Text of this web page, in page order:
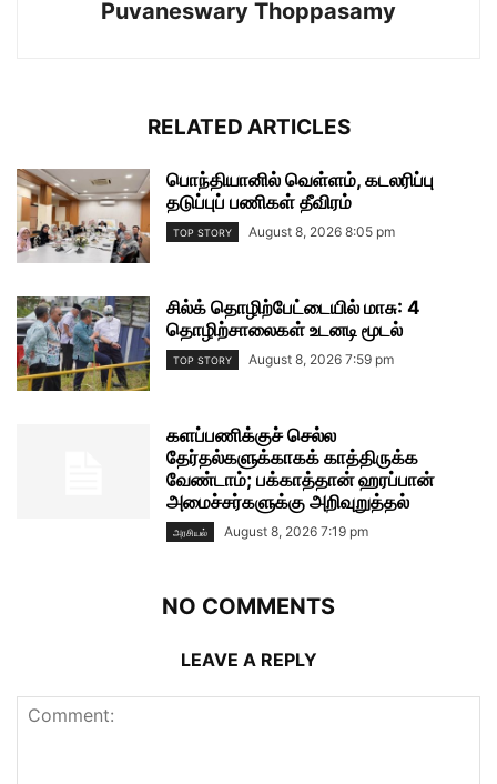
Puvaneswary Thoppasamy
RELATED ARTICLES
பொந்தியானில் வெள்ளம், கடலரிப்பு
தடுப்புப் பணிகள் தீவிரம்
TOP STORY August 8, 2026 8:05 pm
சில்க் தொழிற்பேட்டையில் மாசு: 4
தொழிற்சாலைகள் உடனடி மூடல்
TOP STORY August 8, 2026 7:59 pm
களப்பணிக்குச் செல்ல
தேர்தல்களுக்காகக் காத்திருக்க
வேண்டாம்; பக்காத்தான் ஹரப்பான்
அமைச்சர்களுக்கு அறிவுறுத்தல்
அரசியல் August 8, 2026 7:19 pm
NO COMMENTS
LEAVE A REPLY